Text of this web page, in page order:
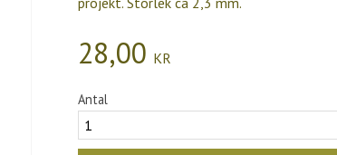
28,00 KR
Antal